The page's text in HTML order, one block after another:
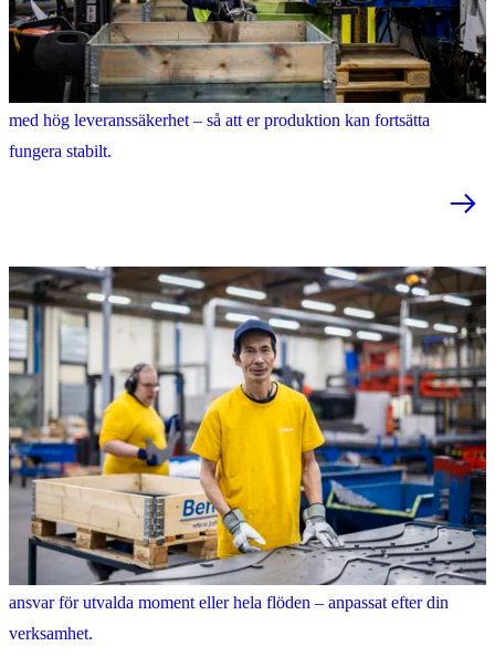
Industri
Samhall levererar strukturerad produktion och industriell service
med hög leveranssäkerhet – så att er produktion kan fortsätta
fungera stabilt.
Produktion och tillverkning
Flexibel industriproduktion och manuellt stöd där det behövs. Vi tar
ansvar för utvalda moment eller hela flöden – anpassat efter din
verksamhet.